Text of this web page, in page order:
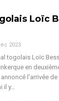
Loïc
2023
togolais Loïc
en
l'arrivée
y…